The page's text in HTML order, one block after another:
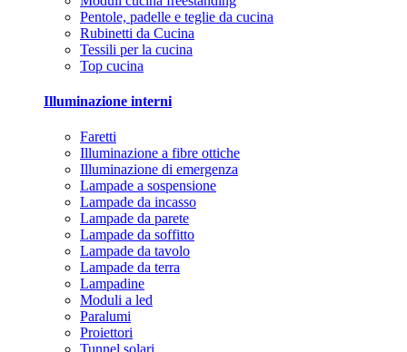
Pentole, padelle e teglie da cucina
Rubinetti da Cucina
Tessili per la cucina
Top cucina
Illuminazione interni
Faretti
Illuminazione a fibre ottiche
Illuminazione di emergenza
Lampade a sospensione
Lampade da incasso
Lampade da parete
Lampade da soffitto
Lampade da tavolo
Lampade da terra
Lampadine
Moduli a led
Paralumi
Proiettori